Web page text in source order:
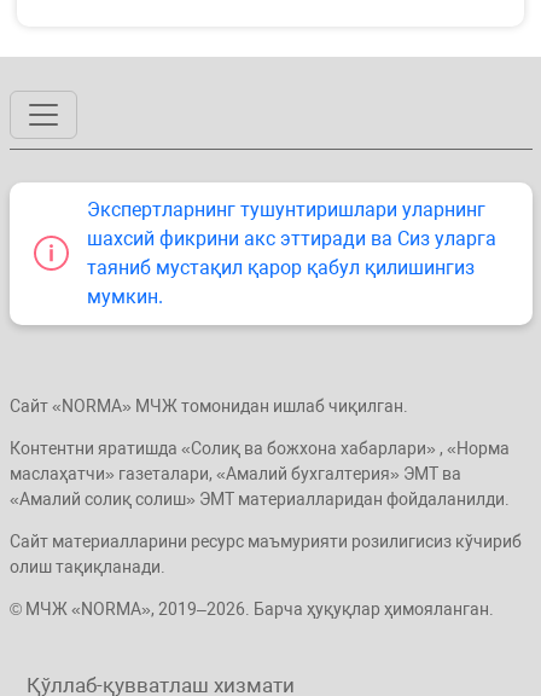
Экспертларнинг тушунтиришлари уларнинг
шахсий фикрини акс эттиради ва Сиз уларга
таяниб мустақил қарор қабул қилишингиз
мумкин.
Сайт «NORMA» МЧЖ томонидан ишлаб чиқилган.
Контентни яратишда «Солиқ ва божхона хабарлари» , «Норма
маслаҳатчи» газеталари, «Амалий бухгалтерия» ЭМТ ва
«Амалий солиқ солиш» ЭМТ материалларидан фойдаланилди.
Сайт материалларини ресурс маъмурияти розилигисиз кўчириб
олиш тақиқланади.
© МЧЖ «NORMA», 2019–2026. Барча ҳуқуқлар ҳимояланган.
Қўллаб-қувватлаш хизмати